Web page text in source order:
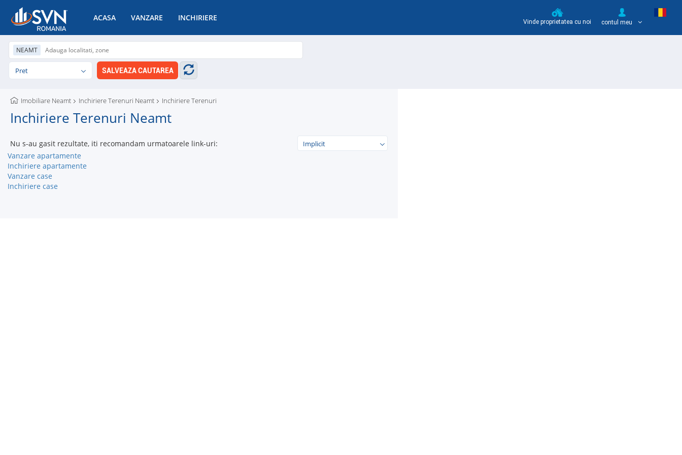
ACASA VANZARE INCHIRIERE contul meu
Vinde proprietatea cu noi
NEAMT
Pret SALVEAZA CAUTAREA
Imobiliare Neamt Inchiriere Terenuri Neamt Inchiriere Terenuri
Inchiriere Terenuri Neamt
Nu s-au gasit rezultate, iti recomandam urmatoarele link-uri: Implicit
Vanzare apartamente
Inchiriere apartamente
Vanzare case
Inchiriere case